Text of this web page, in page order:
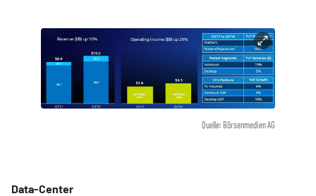
Quelle: Börsenmedien AG
Data-Center